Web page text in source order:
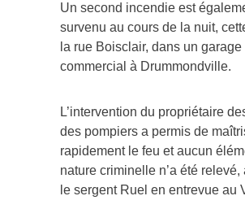
Un second incendie est
survenu au cours de la nuit,
la rue Boisclair, dans un garage
commercial à Drummondville.
L’intervention du propriétaire
des pompiers a permis de
rapidement le feu et aucun
nature criminelle n’a été relevé,
le sergent Ruel en entrevue au